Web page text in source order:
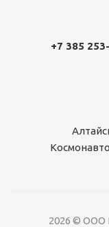
+7 385
2026 © ООО